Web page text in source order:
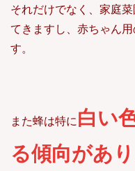
それだけでなく、家庭
てきますし、赤ちゃん
す。
また蜂は特に 白い
る傾向があり